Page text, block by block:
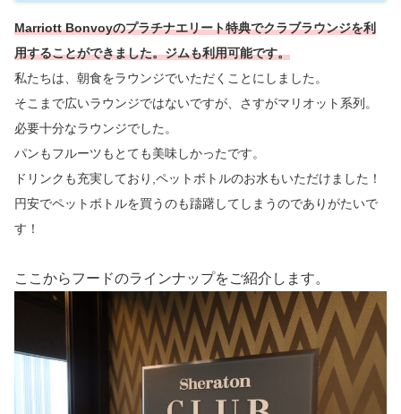
Marriott Bonvoyのプラチナエリート特典でクラブラウンジを利
用することができました。ジムも利用可能です。
私たちは、朝食をラウンジでいただくことにしました。
そこまで広いラウンジではないですが、さすがマリオット系列。
必要十分なラウンジでした。
パンもフルーツもとても美味しかったです。
ドリンクも充実しており, ペットボトルのお水もいただけました！
円安でペットボトルを買うのも躊躇してしまうのでありがたいで
す！
ここからフードのラインナップをご紹介します。